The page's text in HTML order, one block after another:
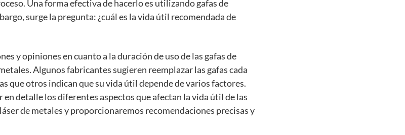
Una forma efectiva de hacerlo es utilizando gafas de
surge la pregunta: ¿cuál es la vida útil recomendada de
y opiniones en cuanto a la duración de uso de las gafas de
Algunos fabricantes sugieren reemplazar las gafas cada
que otros indican que su vida útil depende de varios factores.
en detalle los diferentes aspectos que afectan la vida útil de las
de metales y proporcionaremos recomendaciones precisas y